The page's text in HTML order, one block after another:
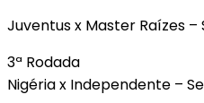
Juventus x Master Raízes
3ª Rodada
Nigéria x Independente –